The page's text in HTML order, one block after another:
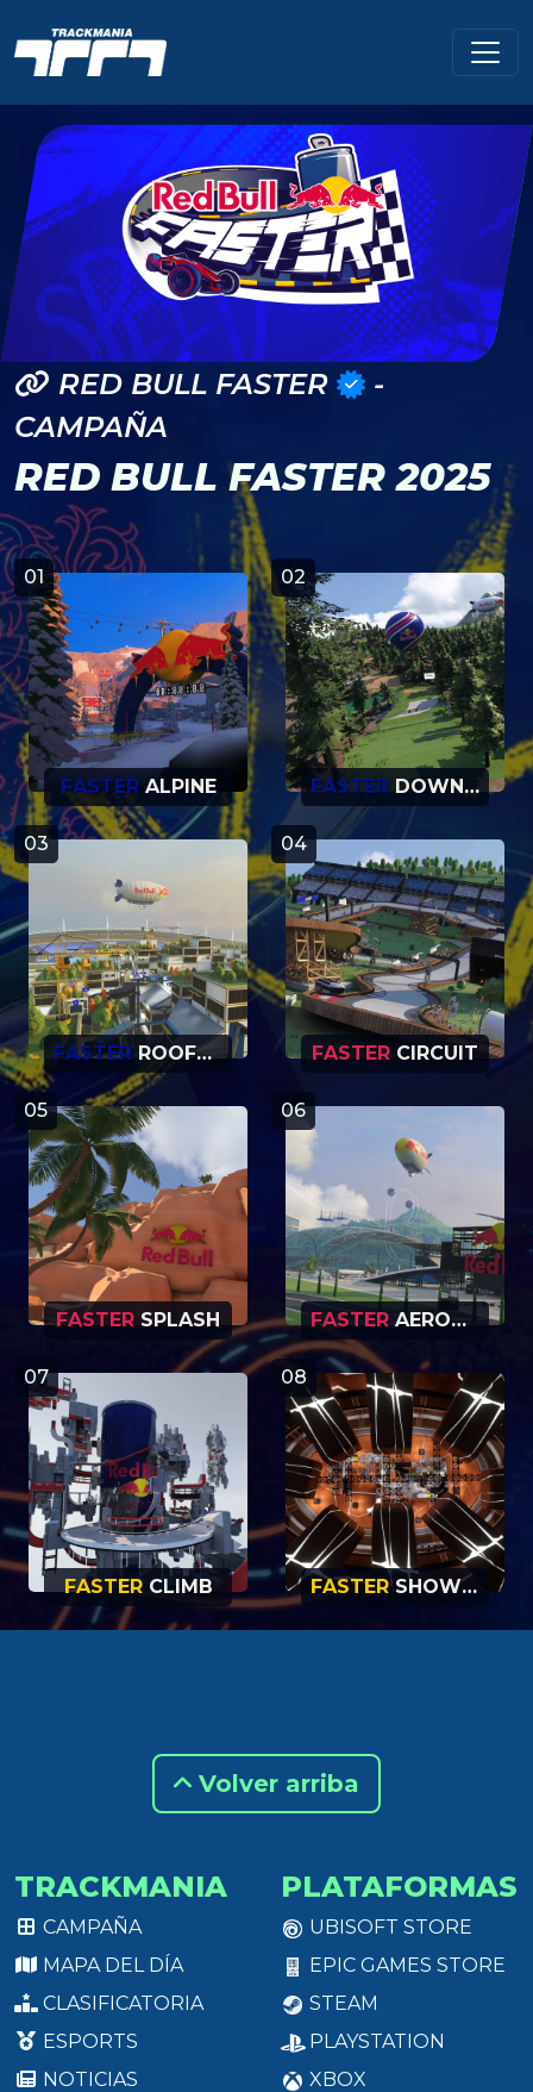
RED BULL FASTER
-
CAMPAÑA
RED BULL FASTER 2025
01
FASTER ALPINE
02
FASTER DOWNHILL
03
FASTER ROOFTOPS
04
FASTER CIRCUIT
05
FASTER SPLASH
06
FASTER AEROBATIC
07
FASTER CLIMB
08
FASTERSHOWDOWN
Volver arriba
TRACKMANIA
CAMPAÑA
MAPA DEL DÍA
CLASIFICATORIA
ESPORTS
NOTICIAS
PLATAFORMAS
UBISOFT STORE
EPIC GAMES STORE
STEAM
PLAYSTATION
XBOX